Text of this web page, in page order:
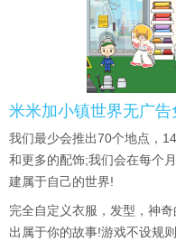
米米加小镇世界无广
我们最少会推出70个地点，
和更多的配饰;我们会在每个
建属于自己的世界!
完全自定义衣服，发型，神
出属于你的故事!游戏不设规